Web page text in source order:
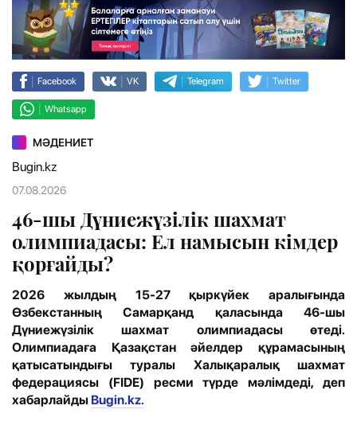
| Facebook | VK | Telegram | Twitter
| Whatsapp
МӘДЕНИЕТ
Bugin.kz
07.08.2026
46-шы Дүниежүзілік шахмат
олимпиадасы: Ел намысын кімдер
қорғайды?
2026 жылдың 15-27 қыркүйек аралығында
Өзбекстанның Самарқанд қаласында 46-шы
Дүниежүзілік шахмат олимпиадасы өтеді.
Олимпиадаға Қазақстан әйелдер құрамасының
қатысатындығы туралы Халықаралық шахмат
федерациясы (FIDE) ресми түрде мәлімдеді, деп
хабарлайды Bugin.kz.